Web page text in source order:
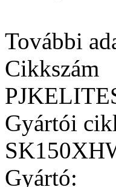
További
Cikkszám
Gyártói
Gyártó: